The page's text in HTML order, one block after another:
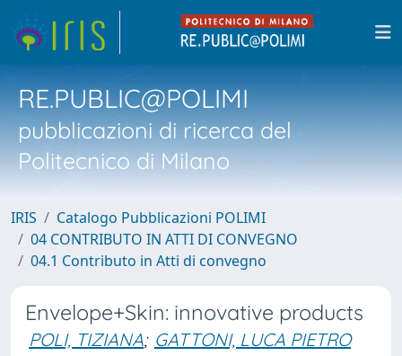
RE.PUBLIC@POLIMI
pubblicazioni di ricerca del
Politecnico di Milano
IRIS
Catalogo Pubblicazioni POLIMI
04 CONTRIBUTO IN ATTI DI CONVEGNO
04.1 Contributo in Atti di convegno
Envelope+Skin: innovative products
POLI, TIZIANA; GATTONI, LUCA PIETRO